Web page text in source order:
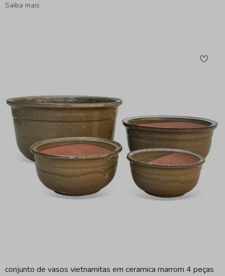
Saiba mais
conjunto de vasos vietnamitas em ceramica marrom 4 peças